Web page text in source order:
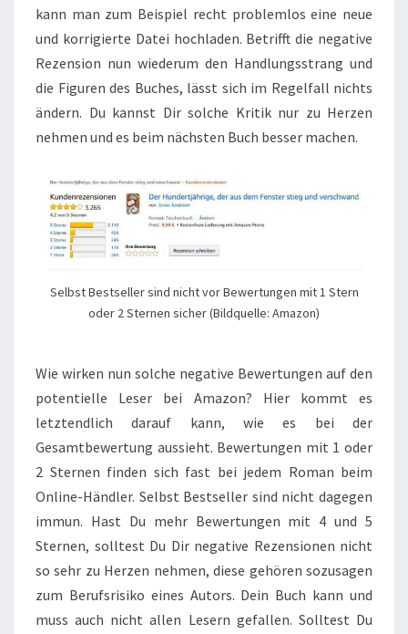
kann man zum Beispiel recht problemlos eine neue
und korrigierte Datei hochladen. Betrifft die negative
Rezension nun wiederum den Handlungsstrang und
die Figuren des Buches, lässt sich im Regelfall nichts
ändern. Du kannst Dir solche Kritik nur zu Herzen
nehmen und es beim nächsten Buch besser machen.
Selbst Bestseller sind nicht vor Bewertungen mit 1 Stern
oder 2 Sternen sicher (Bildquelle: Amazon)
Wie wirken nun solche negative Bewertungen auf den
potentielle Leser bei Amazon? Hier kommt es
letztendlich darauf kann, wie es bei der
Gesamtbewertung aussieht. Bewertungen mit 1 oder
2 Sternen finden sich fast bei jedem Roman beim
Online-Händler. Selbst Bestseller sind nicht dagegen
immun. Hast Du mehr Bewertungen mit 4 und 5
Sternen, solltest Du Dir negative Rezensionen nicht
so sehr zu Herzen nehmen, diese gehören sozusagen
zum Berufsrisiko eines Autors. Dein Buch kann und
muss auch nicht allen Lesern gefallen. Solltest Du